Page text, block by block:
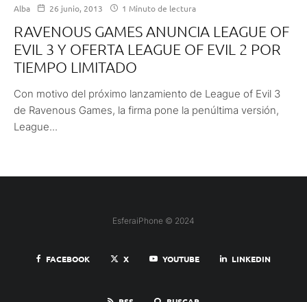
Alba 26 junio, 2013 1 Minuto de lectura
RAVENOUS GAMES ANUNCIA LEAGUE OF
EVIL 3 Y OFERTA LEAGUE OF EVIL 2 POR
TIEMPO LIMITADO
Con motivo del próximo lanzamiento de League of Evil 3
de Ravenous Games, la firma pone la penúltima versión,
League...
EsferaiPhone © 2024
FACEBOOK X YOUTUBE LINKEDIN